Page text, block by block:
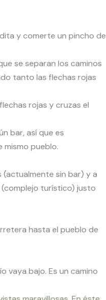
y comerte un pincho de
se separan los caminos
tanto las flechas rojas
rojas y cruzas el
bar, así que es
mismo pueblo.
(actualmente sin bar) y a
turístico) justo
hasta el pueblo de
vaya bajo. Es un camino